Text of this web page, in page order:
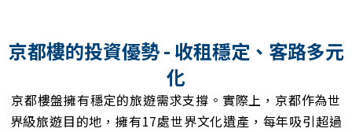
京都樓的投資優勢 - 收租穩定、客路多元
化
京都樓盤擁有穩定的旅遊需求支撐。實際上，京都作為世
界級旅遊目的地，擁有17處世界文化遺產，每年吸引超過